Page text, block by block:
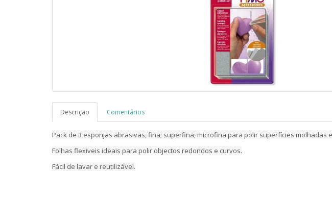
Descrição Comentários
Pack de 3 esponjas abrasivas,fina; superfina; microfina para polir superfícies molhadas
Folhas flexiveis ideais para polir objectos redondos e curvos.
Fácil de lavar e reutilizável.